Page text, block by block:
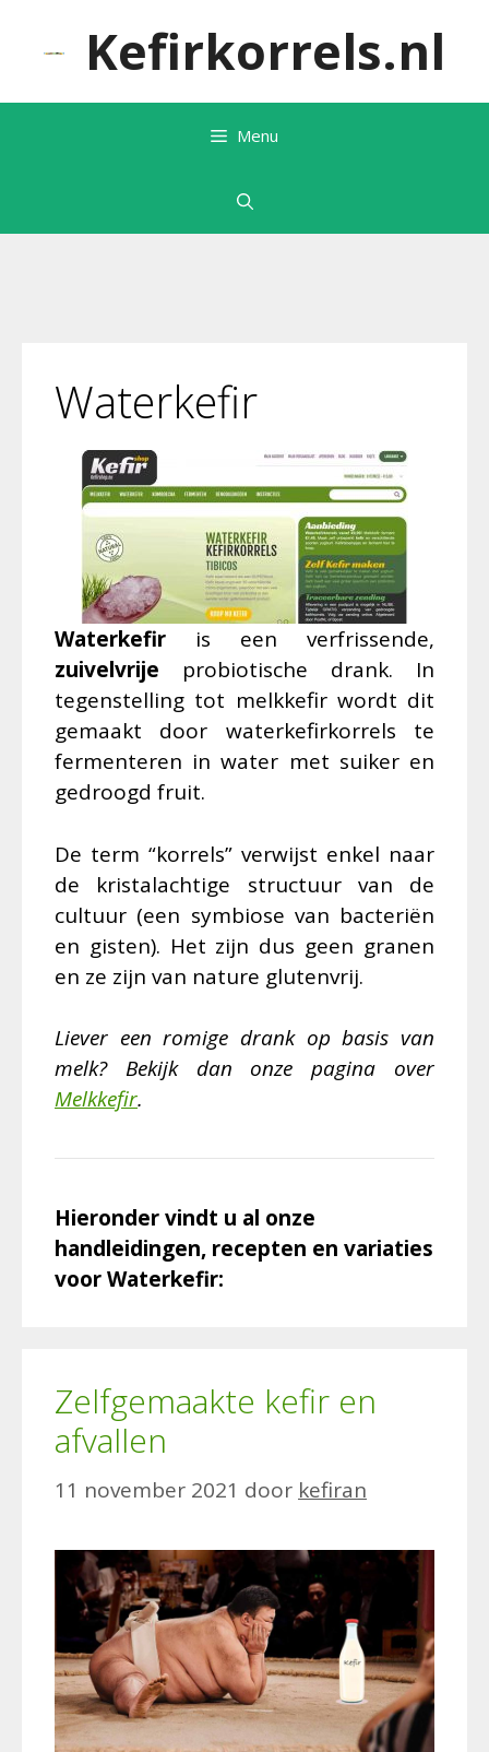
inhoud
Kefirkorrels.nl
Menu
Waterkefir
Waterkefir is een verfrissende,
zuivelvrije probiotische drank. In
tegenstelling tot melkkefir wordt dit
gemaakt door waterkefirkorrels te
fermenteren in water met suiker en
gedroogd fruit.
De term “korrels” verwijst enkel naar
de kristalachtige structuur van de
cultuur (een symbiose van bacteriën
en gisten). Het zijn dus geen granen
en ze zijn van nature glutenvrij.
Liever een romige drank op basis van
melk? Bekijk dan onze pagina over
Melkkefir.
Hieronder vindt u al onze
handleidingen, recepten en variaties
voor Waterkefir:
Zelfgemaakte kefir en
afvallen
11 november 2021 door kefiran